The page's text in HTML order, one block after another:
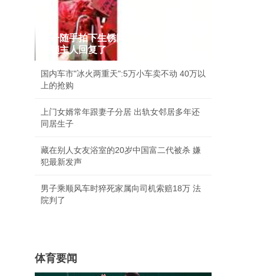
女子随手拍下生锈同心锁发到网上 没想
到锁主人回复了
国内车市"冰火两重天":5万小车卖不动 40万以
上的抢购
上门女婿常年跟妻子分居 出轨女邻居多年还
同居生子
藏在别人女友浴室的20岁中国富二代被杀 嫌
犯最新发声
男子乘顺风车时猝死家属向司机索赔18万 法
院判了
体育要闻